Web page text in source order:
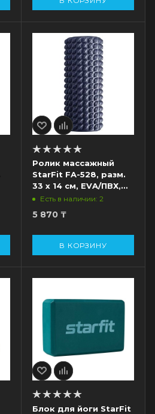
Ролик массажный
StarFit FA-528, разм.
33 х 14 см, EVA/ПВХ,
низкая жесткость,
Есть в наличии: 2
5 870₸
В КОРЗИНУ
Блок для йоги StarFit